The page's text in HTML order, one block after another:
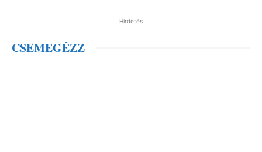
Hirdetés
CSEMEGÉZZ